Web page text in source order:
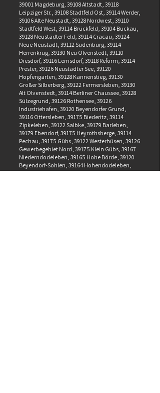
39001 Magdeburg, 39108 Altstadt, 39118
Leipziger Str., 39108 Stadtfeld Ost, 39114 Werder,
39106 Alte Neustadt, 39128 Nordwest, 39110
Stadtfeld West, 39114 Brückfeld, 39104 Buckau,
39128 Neustädter Feld, 39114 Cracau, 39124
Neue Neustadt, 39112 Sudenburg, 39114
Herrenkrug, 39130 Neu Olvenstedt, 39110
Diesdorf, 39116 Lemsdorf, 39118 Reform, 39114
Prester, 39126 Neustädter See, 39120
Hopfengarten, 39128 Kannenstieg, 39130
Großer Silberberg, 39122 Fermersleben, 39130
Alt Olvenstedt, 39114 Berliner Chaussee, 39128
Sülzegrund, 39126 Rothensee, 39126
Industriehafen, 39120 Beyendorfer Grund,
39116 Ottersleben, 39175 Biederitz, 39114
Zipkeleben, 39122 Salbke, 39179 Barleben,
39179 Ebendorf, 39175 Heyrothsberge, 39114
Pechau, 39175 Gübs, 39122 Westerhüsen, 39126
Gewerbegebiet Nord, 39175 Klein Gübs, 39167
Niederndodeleben, 39165 Hohe Börde, 39120
Beyendorf-Sohlen, 39164 Hohendodeleben,
39175 Neu Königsborn, 39175 Alt Königsborn,